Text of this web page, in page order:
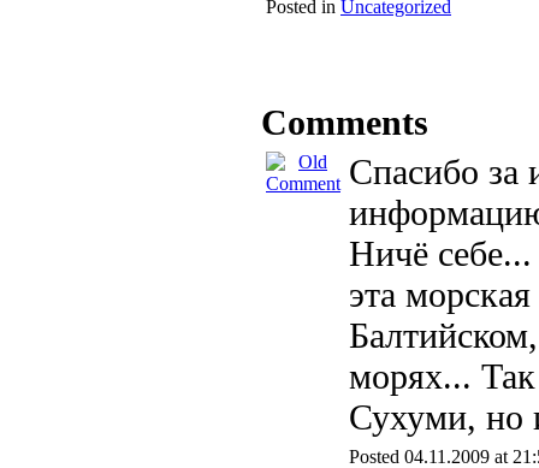
Posted in Uncategorized
Comments
Спасибо за
Ничё себе...
эта
морях... Так
Сухуми, но
Posted 04.11.2009 at